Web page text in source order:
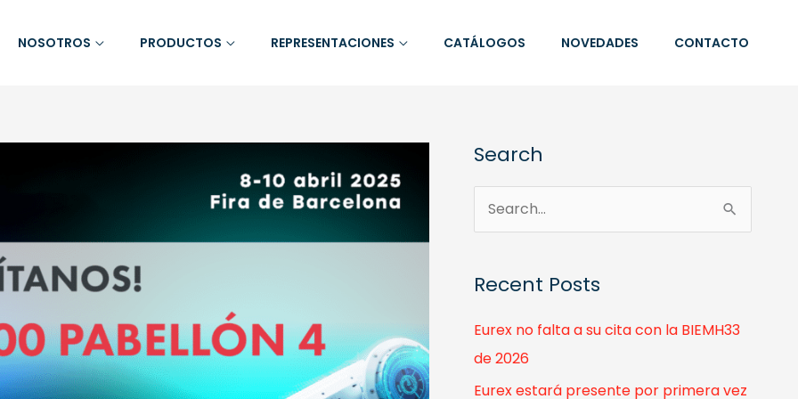
NOSOTROS PRODUCTOS REPRESENTACIONES CATÁLOGOS NOVEDADES CONTACTO
Search
r
c
h
f
Recent Posts
Eurex no falta a su cita con la BIEMH33
de 2026
Eurex estará presente por primera vez